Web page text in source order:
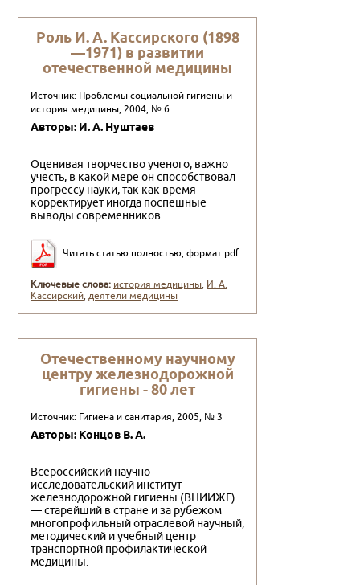
Роль И. А. Кассирского (1898
—1971) в развитии
отечественной медицины
Источник: Проблемы социальной гигиены и
история медицины, 2004, № 6
Авторы: И. А. Нуштаев
Оценивая творчество ученого, важно
учесть, в какой мере он способствовал
прогрессу науки, так как время
корректирует иногда поспешные
выводы современников.
Читать статью полностью, формат pdf
Ключевые слова: история медицины, И. А.
Кассирский,деятели медицины
Отечественному научному
центру железнодорожной
гигиены - 80 лет
Источник: Гигиена и санитария, 2005, № 3
Авторы: Концов В. А.
Всероссийский научно-
исследовательский институт
железнодорожной гигиены (ВНИИЖГ)
— старейший в стране и за рубежом
многопрофильный отраслевой научный,
методический и учебный центр
транспортной профилактической
медицины.